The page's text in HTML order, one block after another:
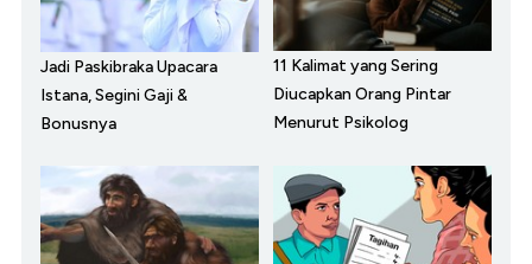
Jadi Paskibraka Upacara
Istana, Segini Gaji &
Bonusnya
11 Kalimat yang Sering
Diucapkan Orang Pintar
Menurut Psikolog